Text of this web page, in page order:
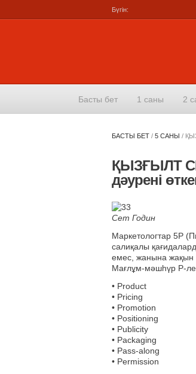
Бүгін:
Басты бет 1 саны 2
БАСТЫ БЕТ / 5 САНЫ /
ҚЫЗҒЫЛТ
дәурені
Сет Годин
Маркетологтар 5P
салиқалы
емес, жанына жақын
Мағлұм-мәшһүр P-
• Product
• Pricing
• Promotion
• Positioning
• Publicity
• Packaging
• Pass-along
• Permission